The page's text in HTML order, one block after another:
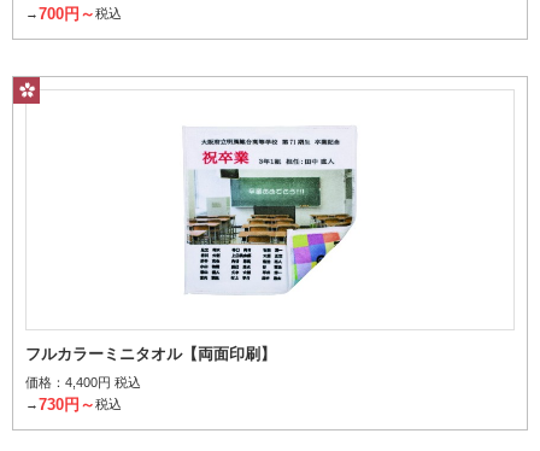
→700円～税込
フルカラーミニタオル【両面印刷】
価格： 4,400円 税込
→730円～税込